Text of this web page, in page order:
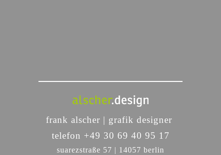
frank alscher | grafik designer
telefon +49 30 69 40 95 17
suarezstraße 57 | 14057 berlin